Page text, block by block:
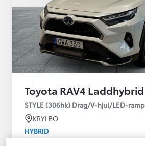
Toyota RAV4 Laddhybrid
STYLE (306hk) Drag/V-hjul/LED-ramp
KRYLBO
HYBRID